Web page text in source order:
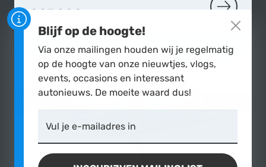
€27.900,-
MILD HYBRIDE
Blijf op de hoogte!
Via onze mailingen houden wij je regelmatig
op de hoogte van onze nieuwtjes, vlogs,
events, occasions en interessant
autonieuws. De moeite waard dus!
Vul je e-mailadres in